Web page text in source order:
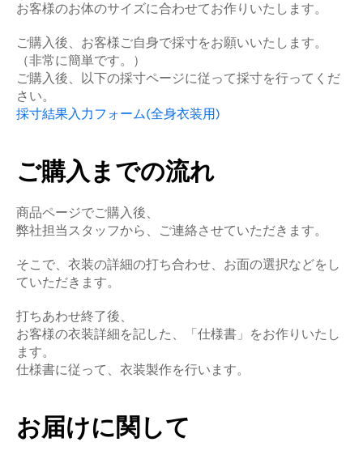
お客様のお体のサイズに合わせてお作りいたします。
ご購入後、お客様ご自身で採寸をお願いいたします。
（非常に簡単です。）
ご購入後、以下の採寸ページに従って採寸を行ってくだ
さい。
採寸結果入力フォーム(全身衣装用)
ご購入までの流れ
商品ページでご購入後、
弊社担当スタッフから、ご連絡させていただきます。
そこで、衣装の詳細の打ち合わせ、お面の選択などをし
ていただきます。
打ちあわせ終了後、
お客様の衣装詳細を記した、「仕様書」をお作りいたし
ます。
仕様書に従って、衣装製作を行います。
お届けに関して